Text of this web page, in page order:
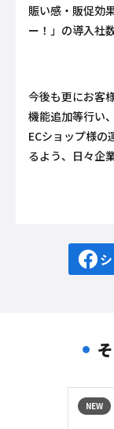
賑い感・販促効
ー！」の導入社
今後も更にお客
機能追加等行い、
ECショップ様
るよう、日々企
NEW